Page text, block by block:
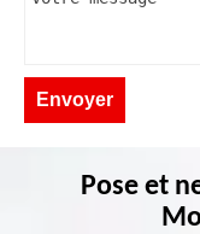
Pose et